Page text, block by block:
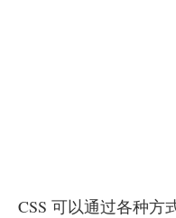
CSS 可以通过各种方